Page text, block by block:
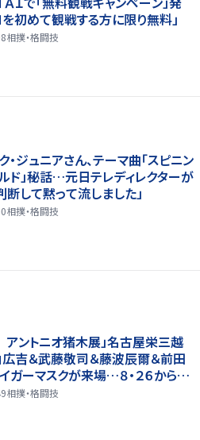
初めて観戦する方に限り無料」
相撲・格闘技
・ジュニアさん、テーマ曲「スピニン
ルド」秘話…元日テレディレクターが
断して黙って流しました」
相撲・格闘技
ントニオ猪木展」名古屋栄三越
吉＆武藤敬司＆藤波辰爾＆前田
ガーマスクが来場…８・２６から９・
相撲・格闘技